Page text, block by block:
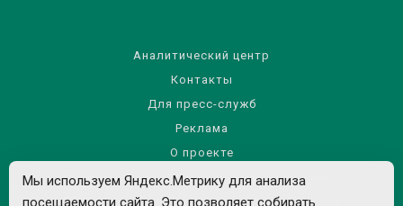
Аналитический центр
Контакты
Для пресс-служб
Реклама
О проекте
Правила использования материалов сайта
Политика обработки персональных данных
Мы используем Яндекс.Метрику для анализа
посещаемости сайта. Это позволяет собирать